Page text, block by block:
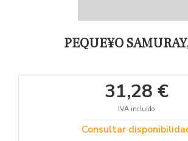
PEQUE¥O
31,28 €
IVA incluido
Consultar